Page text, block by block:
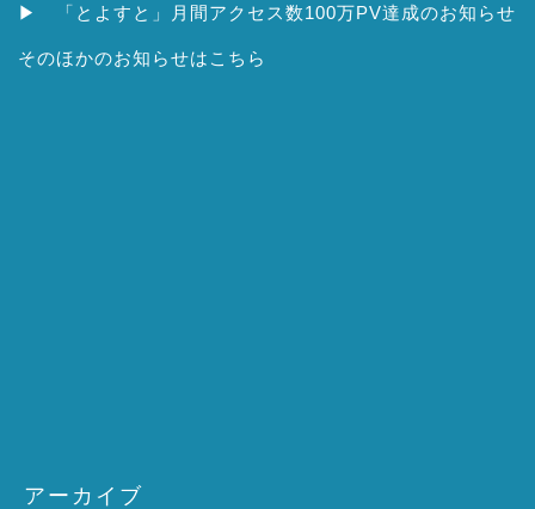
▶ 「とよすと」月間アクセス数100万PV達成のお知らせ
そのほかのお知らせはこちら
アーカイブ